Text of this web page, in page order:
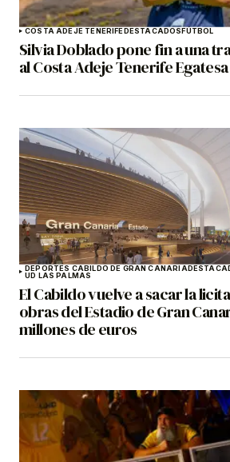
COSTA ADEJE TENERIFEDESTACADOSFÚTBOL
Silvia Doblado pone fin a una
al Costa Adeje Tenerife Egatesa
DEPORTES CABILDO DE GRAN CANARIA
UD LAS PALMAS
El Cabildo vuelve a sacar la
obras del Estadio de Gran
millones de euros